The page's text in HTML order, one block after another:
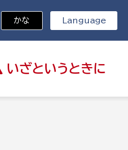
いざと いうときに
かな Language